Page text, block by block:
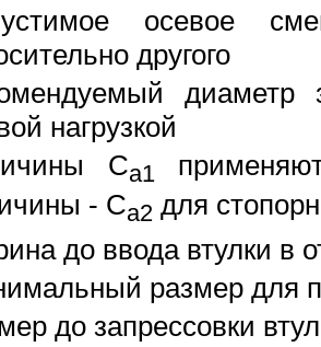
осевое
другого
диаметр
нагрузкой
Ca1
- Ca2 для
до ввода втулки в
размер для
до запрессовки